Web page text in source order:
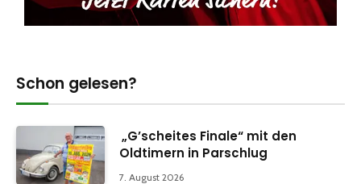
Schon gelesen?
„G’scheites Finale“ mit den
Oldtimern in Parschlug
7. August 2026